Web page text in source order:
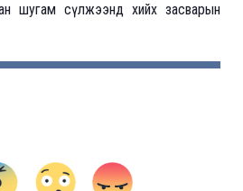
шугам сүлжээнд хийх засварын